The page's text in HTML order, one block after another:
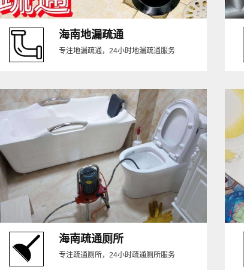
海南地漏疏通
专注地漏疏通，24小时地漏疏通服务
海南疏通厕所
专注疏通厕所，24小时疏通厕所服务